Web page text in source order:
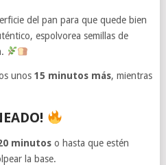
del pan para que quede bien
espolvorea semillas de
unos 15 minutos más, mientras
minutoso hasta que estén
la base.